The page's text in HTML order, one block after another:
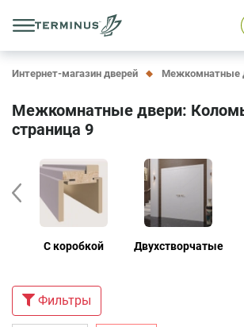
Интернет-магазин дверей Межкомнатные
Межкомнатные двери:
страница 9
С коробкой Двухстворчатые
Фильтры